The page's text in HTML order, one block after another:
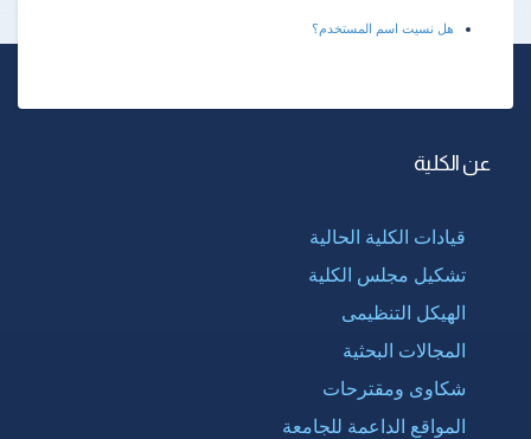
هل نسيت اسم المستخدم؟
عن الكلية
قيادات الكلية الحالية
تشكيل مجلس الكلية
الهيكل التنظيمى
المجالات البحثية
شكاوى ومقترحات
المواقع الداعمة للجامعة